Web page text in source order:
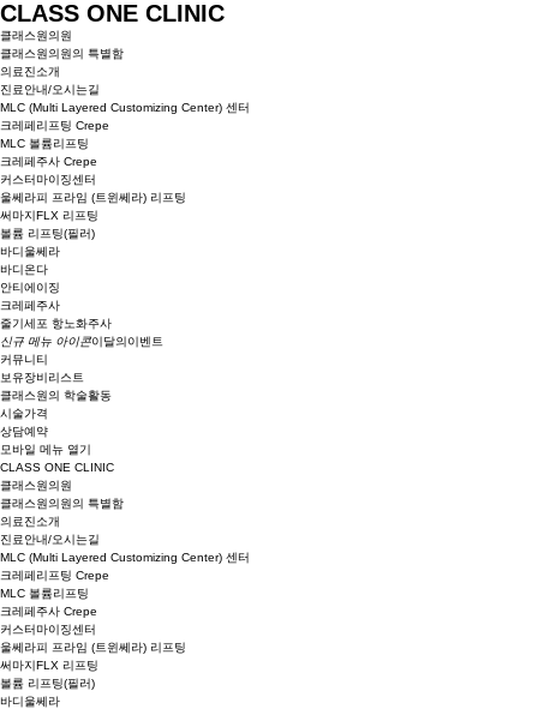
CLASS ONE CLINIC
클래스원의원
클래스원의원의 특별함
의료진소개
진료안내/오시는길
MLC (Multi Layered Customizing Center) 센터
크레페리프팅 Crepe
MLC 볼륨리프팅
크레페주사 Crepe
커스터마이징센터
울쎄라피 프라임 (트윈쎄라) 리프팅
써마지FLX 리프팅
볼륨 리프팅(필러)
바디울쎄라
바디온다
안티에이징
크레페주사
줄기세포 항노화주사
신규 메뉴 아이콘이달의이벤트
커뮤니티
보유장비리스트
클래스원의 학술활동
시술가격
상담예약
모바일 메뉴 열기
CLASS ONE CLINIC
클래스원의원
클래스원의원의 특별함
의료진소개
진료안내/오시는길
MLC (Multi Layered Customizing Center) 센터
크레페리프팅 Crepe
MLC 볼륨리프팅
크레페주사 Crepe
커스터마이징센터
울쎄라피 프라임 (트윈쎄라) 리프팅
써마지FLX 리프팅
볼륨 리프팅(필러)
바디울쎄라